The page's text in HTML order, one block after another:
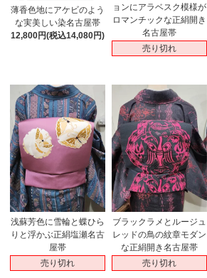
薄香色地にアケビのよう
な実美しい染名古屋帯
12,800円(税込14,080円)
ョンにアラベスク模様が
ロマンチックな正絹開き
名古屋帯
売り切れ
浅蘇芳色に雪輪と蝶ひら
りと浮かぶ正絹塩瀬名古
屋帯
売り切れ
ブラックラメとルージュ
レッドの鳥の紋章モダン
な正絹開き名古屋帯
売り切れ